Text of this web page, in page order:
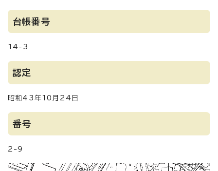
台帳番号
14-3
認定
昭和43年10月24日
番号
2-9